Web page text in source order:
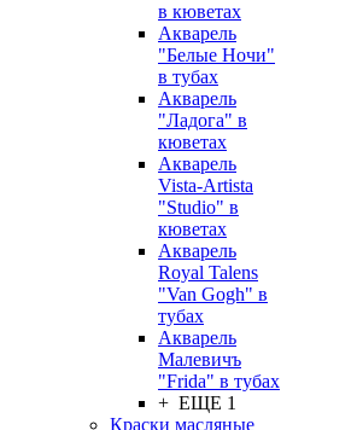
в кюветах
Акварель
"Белые Ночи"
в тубах
Акварель
"Ладога" в
кюветах
Акварель
Vista-Artista
"Studio" в
кюветах
Акварель
Royal Talens
"Van Gogh" в
тубах
Акварель
Малевичъ
"Frida" в тубах
+ ЕЩЕ 1
Краски масляные